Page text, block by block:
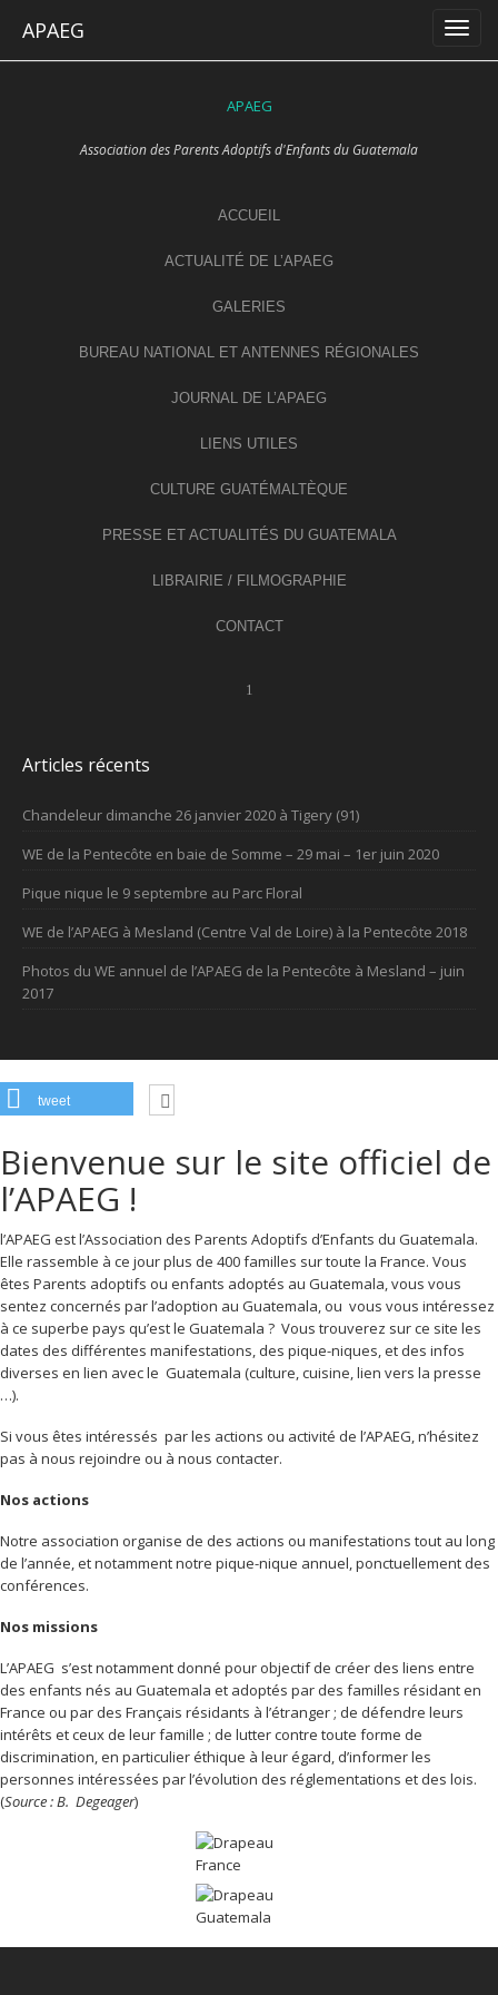
APAEG
APAEG
Association des Parents Adoptifs d'Enfants du Guatemala
ACCUEIL
ACTUALITÉ DE L’APAEG
GALERIES
BUREAU NATIONAL ET ANTENNES RÉGIONALES
JOURNAL DE L’APAEG
LIENS UTILES
CULTURE GUATÉMALTÈQUE
PRESSE ET ACTUALITÉS DU GUATEMALA
LIBRAIRIE / FILMOGRAPHIE
CONTACT
Articles récents
Chandeleur dimanche 26 janvier 2020 à Tigery (91)
WE de la Pentecôte en baie de Somme – 29 mai – 1er juin 2020
Pique nique le 9 septembre au Parc Floral
WE de l’APAEG à Mesland (Centre Val de Loire) à la Pentecôte 2018
Photos du WE annuel de l’APAEG de la Pentecôte à Mesland – juin
2017
tweet
Bienvenue sur le site officiel de
l’APAEG !
l’APAEG est l’Association des Parents Adoptifs d’Enfants du Guatemala.
Elle rassemble à ce jour plus de 400 familles sur toute la France. Vous
êtes Parents adoptifs ou enfants adoptés au Guatemala, vous vous
sentez concernés par l’adoption au Guatemala, ou vous vous intéressez
à ce superbe pays qu’est le Guatemala ? Vous trouverez sur ce site les
dates des différentes manifestations, des pique-niques, et des infos
diverses en lien avec le Guatemala (culture, cuisine, lien vers la presse
…).
Si vous êtes intéressés par les actions ou activité de l’APAEG, n’hésitez
pas à nous rejoindre ou à nous contacter.
Nos actions
Notre association organise de des actions ou manifestations tout au long
de l’année, et notamment notre pique-nique annuel, ponctuellement des
conférences.
Nos missions
L’APAEG s’est notamment donné pour objectif de créer des liens entre
des enfants nés au Guatemala et adoptés par des familles résidant en
France ou par des Français résidants à l’étranger ; de défendre leurs
intérêts et ceux de leur famille ; de lutter contre toute forme de
discrimination, en particulier éthique à leur égard, d’informer les
personnes intéressées par l’évolution des réglementations et des lois.
(Source : B. Degeager)